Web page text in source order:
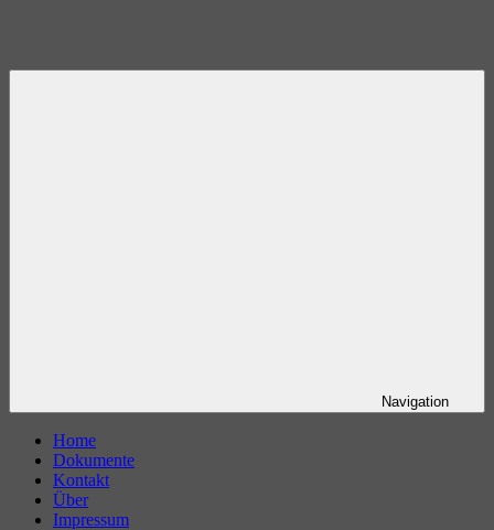
Navigation
Home
Dokumente
Kontakt
Über
Impressum